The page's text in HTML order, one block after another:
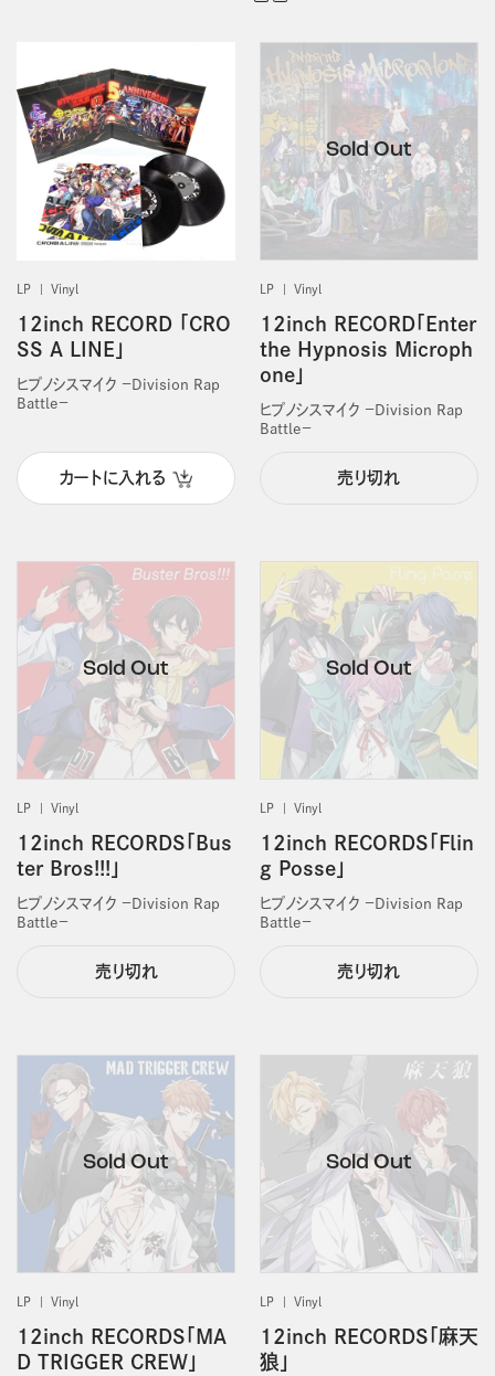
LP Vinyl
12inch RECORD 「CRO
SS A LINE」
ヒプノシスマイク －Division Rap
Battle－
カートに入れる
LP Vinyl
12inch RECORD「Enter
the Hypnosis Microph
one」
ヒプノシスマイク －Division Rap
Battle－
売り切れ
LP Vinyl
12inch RECORDS「Bus
ter Bros!!!」
ヒプノシスマイク －Division Rap
Battle－
売り切れ
LP Vinyl
12inch RECORDS「Flin
g Posse」
ヒプノシスマイク －Division Rap
Battle－
売り切れ
LP Vinyl
12inch RECORDS「MA
D TRIGGER CREW」
LP Vinyl
12inch RECORDS「麻天
狼」